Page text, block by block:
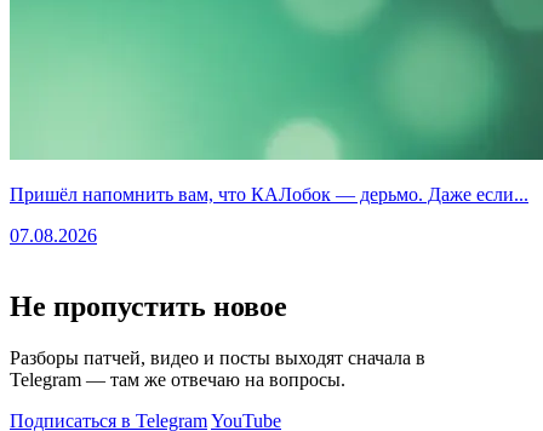
Пришёл напомнить вам, что КАЛобок — дерьмо. Даже если...
07.08.2026
Не пропустить новое
Разборы патчей, видео и посты выходят сначала в
Telegram — там же отвечаю на вопросы.
Подписаться в TelegramYouTube